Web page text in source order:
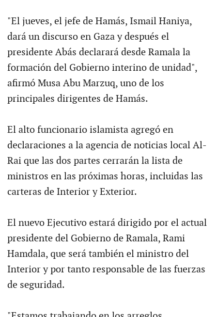
"El jueves, el jefe de Hamás, Ismail Haniya,
dará un discurso en Gaza y después el
presidente Abás declarará desde Ramala la
formación del Gobierno interino de unidad",
afirmó Musa Abu Marzuq, uno de los
principales dirigentes de Hamás.
El alto funcionario islamista agregó en
declaraciones a la agencia de noticias local Al-
Rai que las dos partes cerrarán la lista de
ministros en las próximas horas, incluidas las
carteras de Interior y Exterior.
El nuevo Ejecutivo estará dirigido por el actual
presidente del Gobierno de Ramala, Rami
Hamdala, que será también el ministro del
Interior y por tanto responsable de las fuerzas
de seguridad.